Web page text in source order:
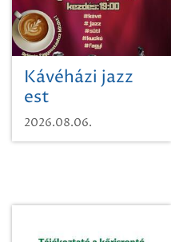
Kávéházi jazz
est
2026.08.06.